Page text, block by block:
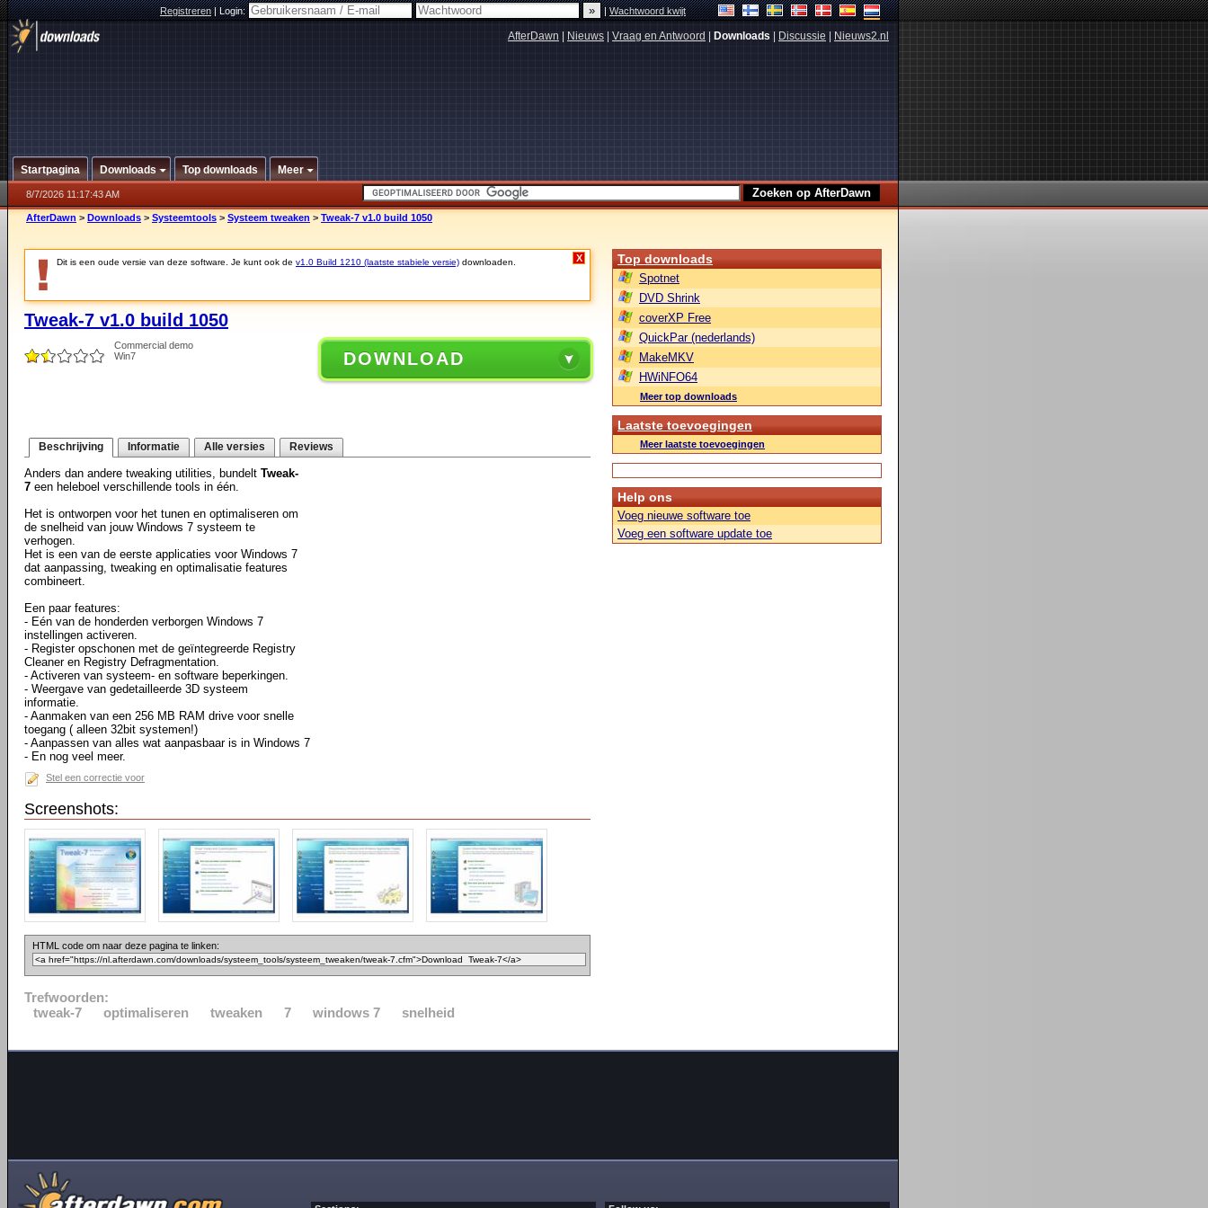
Registreren|Login: |Wachtwoord kwijt
AfterDawn Nieuws Vraag en Antwoord Downloads Discussie Nieuws2.nl
Startpagina Downloads Top downloads Meer
8/7/2026 11:17:43 AM
AfterDawn > Downloads > Systeemtools > Systeem tweaken > Tweak-7 v1.0 build 1050
Dit is een oude versie van deze software. Je kunt ook de v1.0 Build 1210 (laatste stabiele versie) downloaden. X
Tweak-7 v1.0 build 1050
Commercial demo
Win7
DOWNLOAD
Beschrijving Informatie Alle versies Reviews
Anders dan andere tweaking utilities, bundelt Tweak-
7 een heleboel verschillende tools in één.
Het is ontworpen voor het tunen en optimaliseren om
de snelheid van jouw Windows 7 systeem te
verhogen.
Het is een van de eerste applicaties voor Windows 7
dat aanpassing, tweaking en optimalisatie features
combineert.
Een paar features:
- Eén van de honderden verborgen Windows 7
instellingen activeren.
- Register opschonen met de geïntegreerde Registry
Cleaner en Registry Defragmentation.
- Activeren van systeem- en software beperkingen.
- Weergave van gedetailleerde 3D systeem
informatie.
- Aanmaken van een 256 MB RAM drive voor snelle
toegang ( alleen 32bit systemen!)
- Aanpassen van alles wat aanpasbaar is in Windows 7
- En nog veel meer.
Stel een correctie voor
Screenshots:
HTML code om naar deze pagina te linken:
Trefwoorden:
tweak-7
optimaliseren tweaken 7 windows 7 snelheid
Top downloads
Spotnet
DVD Shrink
coverXP Free
QuickPar (nederlands)
MakeMKV
HWiNFO64
Meer top downloads
Laatste toevoegingen
Meer laatste toevoegingen
Help ons
Voeg nieuwe software toe
Voeg een software update toe